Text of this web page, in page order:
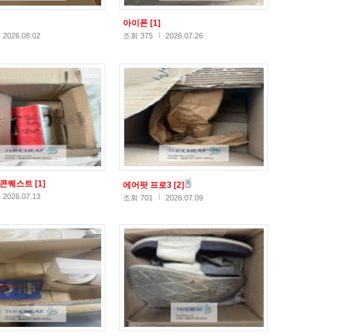
2026.08.02
아이폰 [1]
조회 375 2026.07.26
퀘스트 [1]
2026.07.13
에어팟 프로3 [2]
조회 701 2026.07.09